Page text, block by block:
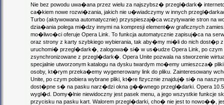
Nie bez powodu uwa�ana przez wielu za najszybsz� przegl�dark�
ca�kiem nowe rozwi�zania, jakich nie u�wiadczymy w innych
Turbo (aktywowana automatycznie) przyspieszaj�ca wczytywanie stron na
dzia�ania polega mi�dzy innymi na kompresji element�w graficznych
mo�liwo�ci oferuje Opera Link. To funkcja automatycznie zapisuj�ca na
oraz strony z karty szybkiego wybierania, tak aby�my mi�li do nich dost�p
uruchomi� przegl�dark�, zalogowa� si� w us�udze Opera Link, po czym
zsynchronizowane z przegl�dark�. Opera Unite pozwala na stworzenie
specjalnie utworzonym katalogu na dysku twardym mo�emy umieszcza�
osoby, kt�rym przeka�emy wygenerowany link do pliku. Zainteresowany
Unite, po czym pobiera wybrane pliki, kt�re fizycznie znajduj� si� na
dost�pne s� na pasku narz�dzi okna g��wnego przegl�darki. Opera
wygl�d. Domy�lnie niewidoczny jest pasek menu, a jego wszystkie funkcje
przycisku na pasku kart. Walorem przegl�darki, cho� nie jest to nowo��,